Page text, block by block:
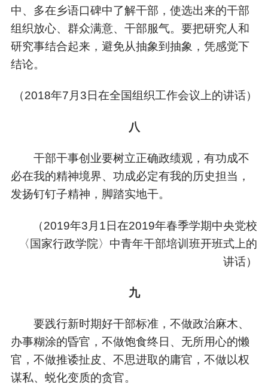
中、多在乡语口碑中了解干部，使选出来的干部
组织放心、群众满意、干部服气。要把研究人和
研究事结合起来，避免从抽象到抽象，凭感觉下
结论。
（2018年7月3日在全国组织工作会议上的讲话）
八
干部干事创业要树立正确政绩观，有功成不
必在我的精神境界、功成必定有我的历史担当，
发扬钉钉子精神，脚踏实地干。
（2019年3月1日在2019年春季学期中央党校
〈国家行政学院〉中青年干部培训班开班式上的
讲话）
九
要践行新时期好干部标准，不做政治麻木、
办事糊涂的昏官，不做饱食终日、无所用心的懒
官，不做推诿扯皮、不思进取的庸官，不做以权
谋私、蜕化变质的贪官。